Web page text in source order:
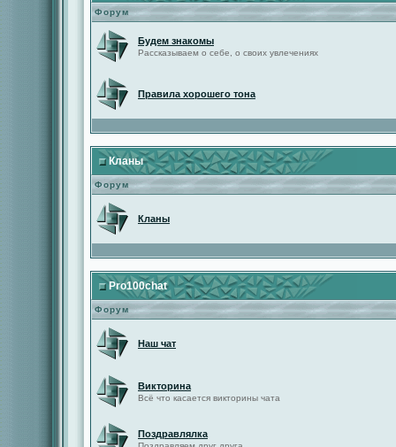
Форум
Будем знакомы
Рассказываем о себе, о своих увлечениях
Правила хорошего тона
Кланы
Форум
Кланы
Pro100chat
Форум
Наш чат
Викторина
Всё что касается викторины чата
Поздравлялка